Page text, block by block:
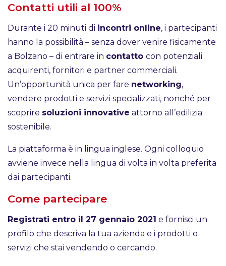
Contatti utili al 100%
Durante i 20 minuti di incontri online, i partecipanti
hanno la possibilità – senza dover venire fisicamente
a Bolzano – di entrare in contatto con potenziali
acquirenti, fornitori e partner commerciali.
Un’opportunità unica per fare networking,
vendere prodotti e servizi specializzati, nonché per
scoprire soluzioni innovative attorno all’edilizia
sostenibile.
La piattaforma è in lingua inglese. Ogni colloquio
avviene invece nella lingua di volta in volta preferita
dai partecipanti.
Come partecipare
Registrati entro il 27 gennaio 2021 e fornisci un
profilo che descriva la tua azienda e i prodotti o
servizi che stai vendendo o cercando.